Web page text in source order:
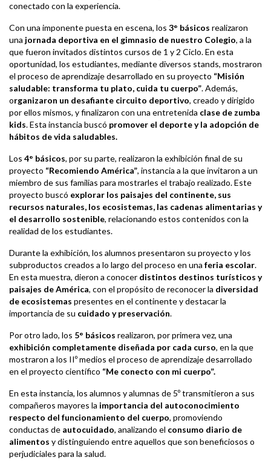
conectado con la experiencia.
Con una imponente puesta en escena, los 3° básicos realizaron
una jornada deportiva en el gimnasio de nuestro Colegio, a la
que fueron invitados distintos cursos de 1 y 2 Ciclo. En esta
oportunidad, los estudiantes, mediante diversos stands, mostraron
el proceso de aprendizaje desarrollado en su proyecto “Misión
saludable: transforma tu plato, cuida tu cuerpo”. Además,
organizaron un desafiante circuito deportivo, creado y dirigido
por ellos mismos, y finalizaron con una entretenida clase de zumba
kids. Esta instancia buscó promover el deporte y la adopción de
hábitos de vida saludables.
Los 4° básicos, por su parte, realizaron la exhibición final de su
proyecto “Recomiendo América”, instancia a la que invitaron a un
miembro de sus familias para mostrarles el trabajo realizado. Este
proyecto buscó explorar los paisajes del continente, sus
recursos naturales, los ecosistemas, las cadenas alimentarias y
el desarrollo sostenible, relacionando estos contenidos con la
realidad de los estudiantes.
Durante la exhibición, los alumnos presentaron su proyecto y los
subproductos creados a lo largo del proceso en una feria escolar.
En esta muestra, dieron a conocer distintos destinos turísticos y
paisajes de América, con el propósito de reconocer la diversidad
de ecosistemas presentes en el continente y destacar la
importancia de su cuidado y preservación.
Por otro lado, los 5° básicos realizaron, por primera vez, una
exhibición completamente diseñada por cada curso, en la que
mostraron a los IIº medios el proceso de aprendizaje desarrollado
en el proyecto científico “Me conecto con mi cuerpo”.
En esta instancia, los alumnos y alumnas de 5º transmitieron a sus
compañeros mayores la importancia del autoconocimiento
respecto del funcionamiento del cuerpo, promoviendo
conductas de autocuidado, analizando el consumo diario de
alimentos y distinguiendo entre aquellos que son beneficiosos o
perjudiciales para la salud.